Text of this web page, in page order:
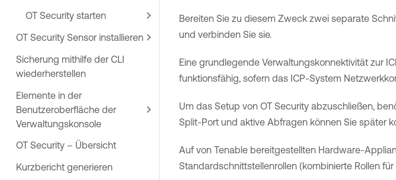
OT Security starten
OT Security Sensor installieren
Sicherung mithilfe der CLI
wiederherstellen
Elemente in der
Benutzeroberfläche der
Verwaltungskonsole
OT Security – Übersicht
Kurzbericht generieren
Bereiten Sie zu diesem Zweck zwei separate
und verbinden Sie sie.
Eine grundlegende Verwaltungskonnektivität zur
funktionsfähig, sofern das ICP-System
Um das Setup von OT Securityabzuschließen,
Split-Port und aktive Abfragen können Sie später
Auf von Tenablebereitgestellten Hardware-
Standardschnittstellenrollen (kombinierte Rollen